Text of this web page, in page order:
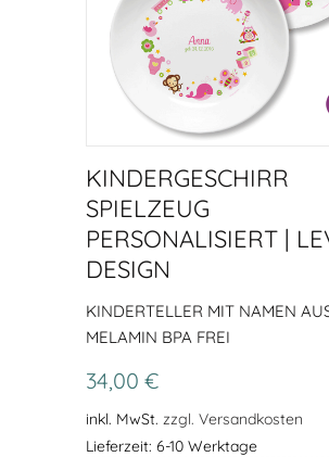
KINDERGESCHIRR
SPIELZEUG
PERSONALISIERT |
DESIGN
KINDERTELLER MIT NAMEN
MELAMIN BPA FREI
34,00 €
inkl. MwSt. zzgl. Versandkosten
Lieferzeit: 6-10 Werktage